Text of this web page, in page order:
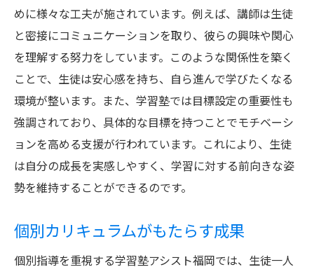
めに様々な工夫が施されています。例えば、講師は生徒
と密接にコミュニケーションを取り、彼らの興味や関心
を理解する努力をしています。このような関係性を築く
ことで、生徒は安心感を持ち、自ら進んで学びたくなる
環境が整います。また、学習塾では目標設定の重要性も
強調されており、具体的な目標を持つことでモチベーシ
ョンを高める支援が行われています。これにより、生徒
は自分の成長を実感しやすく、学習に対する前向きな姿
勢を維持することができるのです。
個別カリキュラムがもたらす成果
個別指導を重視する学習塾アシスト福岡では、生徒一人